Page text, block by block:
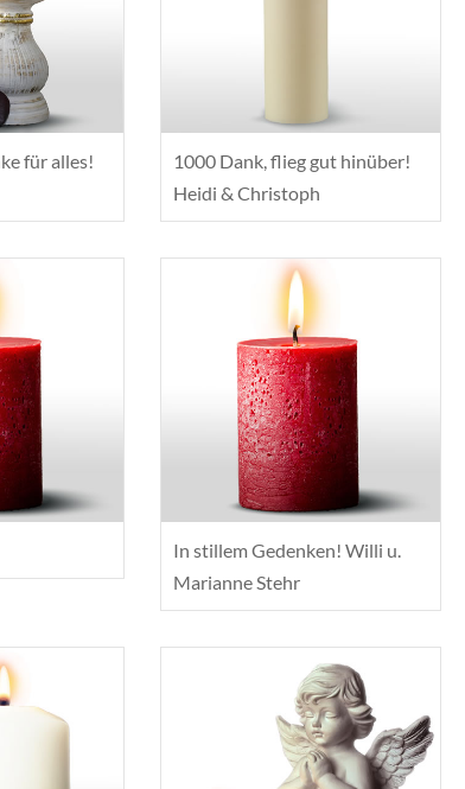
für alles!
1000 Dank, flieg gut hinüber!
Heidi & Christoph
In stillem Gedenken! Willi u.
Marianne Stehr